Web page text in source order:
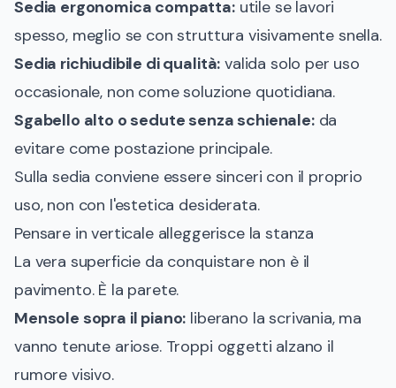
Sedia ergonomica compatta:utile se lavori
spesso, meglio se con struttura visivamente snella.
Sedia richiudibile di qualità: valida solo per uso
occasionale, non come soluzione quotidiana.
Sgabello alto o sedute senza schienale:da
evitare come postazione principale.
Sulla sedia conviene essere sinceri con il proprio
uso, non con l'estetica desiderata.
Pensare in verticale alleggerisce la stanza
La vera superficie da conquistare non è il
pavimento. È la parete.
Mensole sopra il piano: liberano la scrivania, ma
vanno tenute ariose. Troppi oggetti alzano il
rumore visivo.